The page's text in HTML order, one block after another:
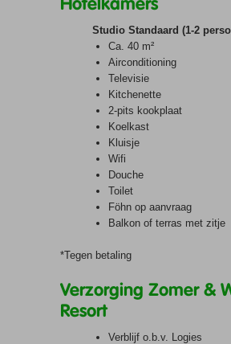
Studio Standaard (1-2
Ca. 40 m²
Airconditioning
Televisie
Kitchenette
2-pits kookplaat
Koelkast
Kluisje
Wifi
Douche
Toilet
Föhn op aanvraag
Balkon of terras met zitje
*Tegen betaling
Verzorging Zomer &
Resort
Verblijf o.b.v. Logies